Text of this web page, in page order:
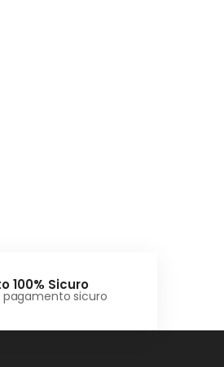
100% Sicuro
sicuro